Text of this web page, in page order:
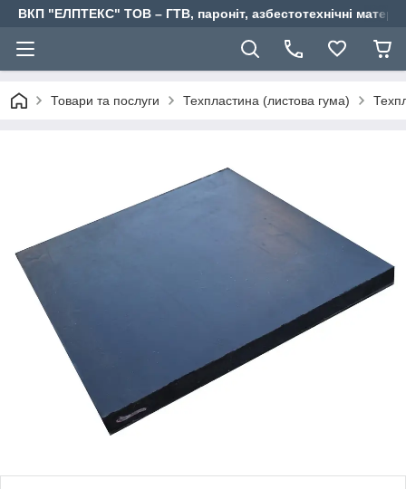
ВКП "ЕЛПТЕКС" ТОВ – ГТВ, пароніт, азбестотехнічні
Товари та послуги Техпластина (листова гума)